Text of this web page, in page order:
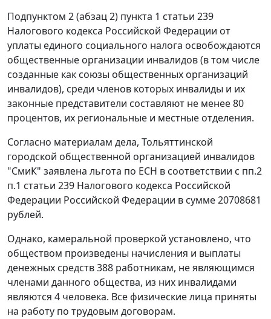
Подпунктом 2 (абзац 2) пункта 1 статьи 239
Налогового кодекса Российской Федерации от
уплаты единого социального налога освобождаются
общественные организации инвалидов (в том числе
созданные как союзы общественных организаций
инвалидов), среди членов которых инвалиды и их
законные представители составляют не менее 80
процентов, их региональные и местные отделения.
Согласно материалам дела, Тольяттинской
городской общественной организацией инвалидов
"СмиК" заявлена льгота по ЕСН в соответствии с пп.2
п.1 статьи 239 Налогового кодекса Российской
Федерации Российской Федерации в сумме 20708681
рублей.
Однако, камеральной проверкой установлено, что
обществом произведены начисления и выплаты
денежных средств 388 работникам, не являющимся
членами данного общества, из них инвалидами
являются 4 человека. Все физические лица приняты
на работу по трудовым договорам.